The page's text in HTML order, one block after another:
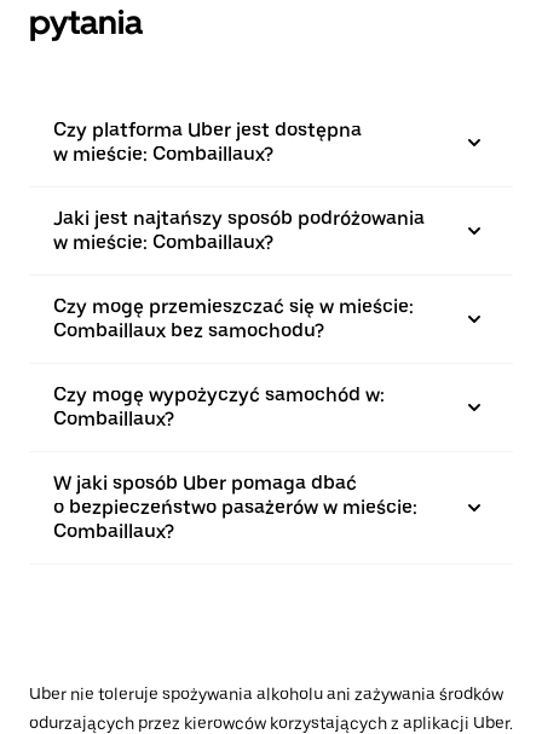
pytania
Czy platforma Uber jest dostępna
w mieście: Combaillaux?
Jaki jest najtańszy sposób podróżowania
w mieście: Combaillaux?
Czy mogę przemieszczać się w mieście:
Combaillaux bez samochodu?
Czy mogę wypożyczyć samochód w:
Combaillaux?
W jaki sposób Uber pomaga dbać
o bezpieczeństwo pasażerów w mieście:
Combaillaux?
Uber nie toleruje spożywania alkoholu ani zażywania środków
odurzających przez kierowców korzystających z aplikacji Uber.